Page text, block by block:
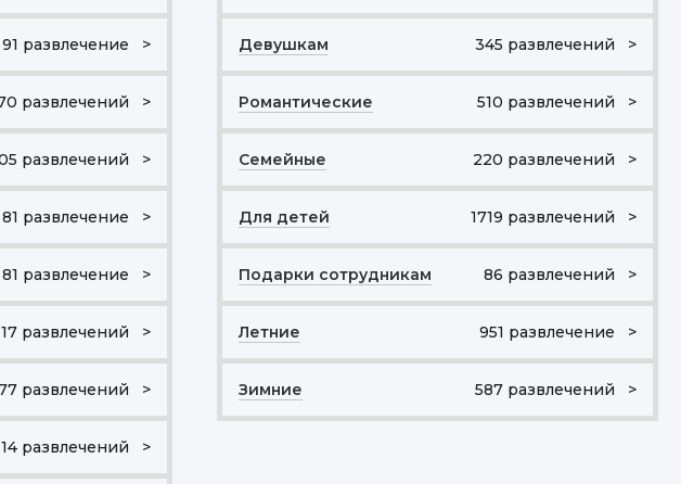
91 развлечение >
развлечений >
развлечений >
81 развлечение >
81 развлечение >
развлечений >
развлечений >
развлечений >
Девушкам 345 развлечений >
Романтические 510 развлечений >
Семейные 220 развлечений >
Для детей 1719 развлечений >
Подарки сотрудникам 86 развлечений >
Летние 951 развлечение >
Зимние 587 развлечений >